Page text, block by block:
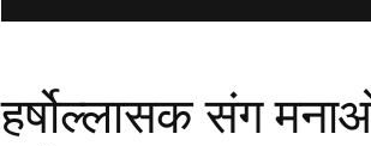
हर्षोल्लासक संग